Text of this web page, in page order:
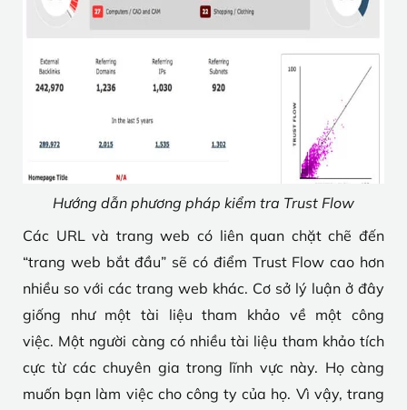
Hướng dẫn phương pháp kiểm tra Trust Flow
Các URL và trang web có liên quan chặt chẽ đến
“trang web bắt đầu” sẽ có điểm Trust Flow cao hơn
nhiều so với các trang web khác. Cơ sở lý luận ở đây
giống như một tài liệu tham khảo về một công
việc. Một người càng có nhiều tài liệu tham khảo tích
cực từ các chuyên gia trong lĩnh vực này. Họ càng
muốn bạn làm việc cho công ty của họ. Vì vậy, trang